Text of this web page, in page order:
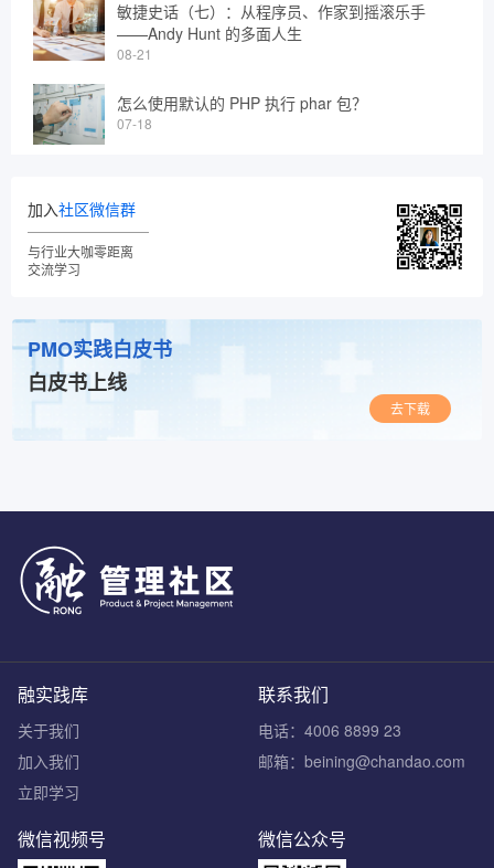
敏捷史话（七）：从程序员、作家到摇滚乐手
——Andy Hunt 的多面人生
08-21
怎么使用默认的 PHP 执行 phar 包？
07-18
加入社区微信群
与行业大咖零距离
交流学习
PMO实践白皮书
白皮书上线
去下载
联系我们
电话：4006 8899 23
邮箱：beining@chandao.com
融实践库
关于我们
加入我们
立即学习
微信公众号
微信视频号